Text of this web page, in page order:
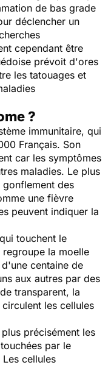
de bas grade
déclencher un
cependant être
prévoit d'ores
les tatouages et
?
immunitaire, qui
Français. Son
car les symptômes
maladies. Le plus
gonflement des
une fièvre
peuvent indiquer la
touchent le
regroupe la moelle
centaine de
aux autres par des
transparent, la
les cellules
précisément les
par le
cellules